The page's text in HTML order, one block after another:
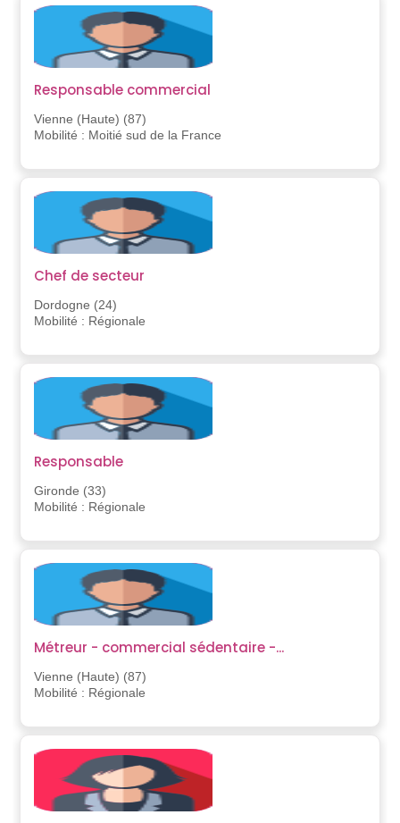
Responsable commercial
Vienne (Haute) (87)
Mobilité : Moitié sud de la France
Chef de secteur
Dordogne (24)
Mobilité : Régionale
Responsable
Gironde (33)
Mobilité : Régionale
Métreur - commercial sédentaire -...
Vienne (Haute) (87)
Mobilité : Régionale